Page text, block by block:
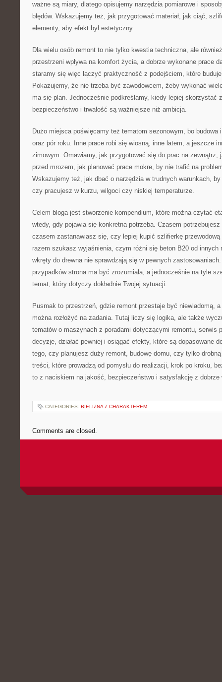
ważne są miary, dlatego opisujemy narzędzia pomiarowe i
błędów. Wskazujemy też, jak przygotować materiał, jak ciąć,
elementy, aby efekt był estetyczny.
Dla wielu osób remont to nie tylko kwestia techniczna, ale
przestrzeni wpływa na komfort życia, a dobrze wykonane prace
staramy się więc łączyć praktyczność z podejściem, które
Pokazujemy, że nie trzeba być zawodowcem, żeby wykonać
ma się plan. Jednocześnie podkreślamy, kiedy lepiej skorzystać
bezpieczeństwo i trwałość są ważniejsze niż ambicja.
Dużo miejsca poświęcamy też tematom sezonowym, bo budowa
oraz pór roku. Inne prace robi się wiosną, inne latem, a jeszcze
zimowym. Omawiamy, jak przygotować się do prac na zewnątrz,
przed mrozem, jak planować prace mokre, by nie trafić na
Wskazujemy też, jak dbać o narzędzia w trudnych warunkach, by
czy pracujesz w kurzu, wilgoci czy niskiej temperaturze.
Celem bloga jest stworzenie kompendium, które można czytać
wtedy, gdy pojawia się konkretna potrzeba. Czasem potrzebujesz
czasem zastanawiasz się, czy lepiej kupić szlifierkę
razem szukasz wyjaśnienia, czym różni się beton B20 od innych
wkręty do drewna nie sprawdzają się w pewnych
przypadków strona ma być zrozumiała, a jednocześnie na tyle
temat, który dotyczy dokładnie Twojej sytuacji.
Pusmak to przestrzeń, gdzie remont przestaje być niewiadomą,
można rozłożyć na zadania. Tutaj liczy się logika, ale także
tematów o maszynach z poradami dotyczącymi remontu, serwis
decyzje, działać pewniej i osiągać efekty, które są dopasowane
tego, czy planujesz duży remont, budowę domu, czy tylko
treści, które prowadzą od pomysłu do realizacji, krok po kroku,
to z naciskiem na jakość, bezpieczeństwo i satysfakcję z dobrze
CATEGORIES: BIELIZNA Z CHARAKTEREM
Comments are closed.